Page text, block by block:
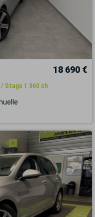
18 690 €
Stage 1 360 ch